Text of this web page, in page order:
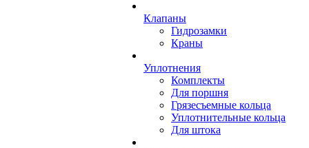
Клапаны
Гидрозамки
Краны
Уплотнения
Комплекты
Для поршня
Грязесъемные кольца
Уплотнительные кольца
Для штока